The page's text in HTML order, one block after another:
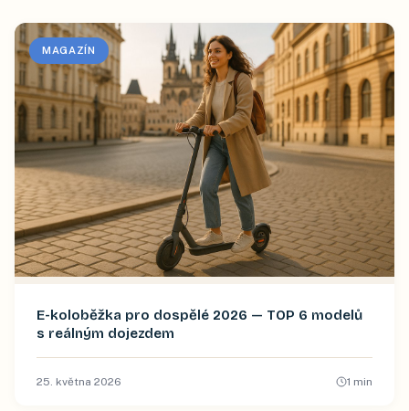
MAGAZÍN
E-koloběžka pro dospělé 2026 — TOP 6 modelů
s reálným dojezdem
25. května 2026 1 min